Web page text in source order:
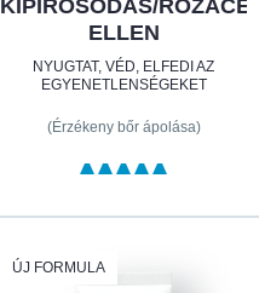
KIPIROSODÁS/
ELLEN
NYUGTAT, VÉD, ELFEDI AZ
EGYENETLENSÉGEKET
(Érzékeny bőr ápolása)
ÚJ FORMULA